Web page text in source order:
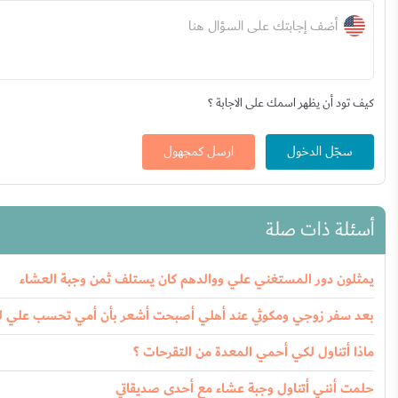
أضف إجابتك على السؤال هنا
كيف تود أن يظهر اسمك على الاجابة ؟
سجّل الدخول ارسل كمجهول
أسئلة ذات صلة
يمثلون دور المستغني علي ووالدهم كان يستلف ثمن وجبة العشاء
بعد سفر زوجي ومكوثي عند أهلي أصبحت أشعر بأن أمي تحسب علي
ماذا أتناول لكي أحمي المعدة من التقرحات ؟
حلمت أنني أتناول وجبة عشاء مع أحدى صديقاتي